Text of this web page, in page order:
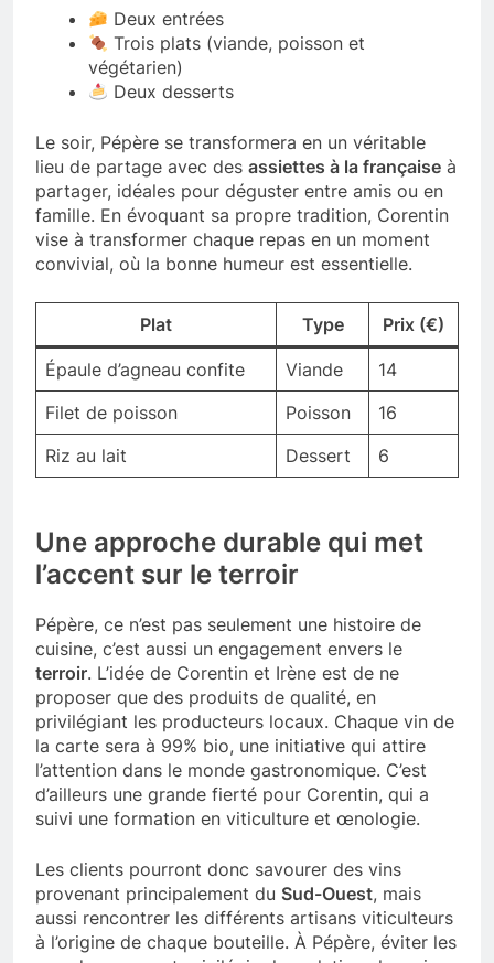
Deux entrées
Trois plats (viande, poisson et
végétarien)
Deux desserts
Le soir, Pépère se transformera en un véritable
lieu de partage avec des assiettes à la française à
partager, idéales pour déguster entre amis ou en
famille. En évoquant sa propre tradition, Corentin
vise à transformer chaque repas en un moment
convivial, où la bonne humeur est essentielle.
Plat Type Prix (€)
Épaule d’agneau confite Viande
14
Filet de poisson
Poisson
16
Riz au lait
Dessert 6
Une approche durable qui met
l’accent sur le terroir
Pépère, ce n’est pas seulement une histoire de
cuisine, c’est aussi un engagement envers le
terroir. L’idée de Corentin et Irène est de ne
proposer que des produits de qualité, en
privilégiant les producteurs locaux. Chaque vin de
la carte sera à 99% bio, une initiative qui attire
l’attention dans le monde gastronomique. C’est
d’ailleurs une grande fierté pour Corentin, qui a
suivi une formation en viticulture et œnologie.
Les clients pourront donc savourer des vins
provenant principalement du Sud-Ouest, mais
aussi rencontrer les différents artisans viticulteurs
à l’origine de chaque bouteille. À Pépère, éviter les